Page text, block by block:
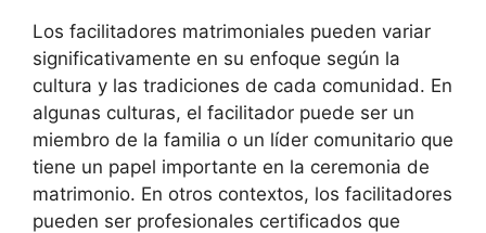
Los facilitadores matrimoniales pueden variar
significativamente en su enfoque según la
cultura y las tradiciones de cada comunidad. En
algunas culturas, el facilitador puede ser un
miembro de la familia o un líder comunitario que
tiene un papel importante en la ceremonia de
matrimonio. En otros contextos, los facilitadores
pueden ser profesionales certificados que